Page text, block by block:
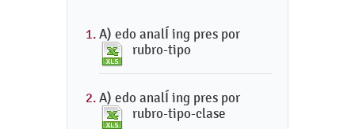
A) edo analÍ ing pres por
rubro-tipo
A) edo analÍ ing pres por
rubro-tipo-clase